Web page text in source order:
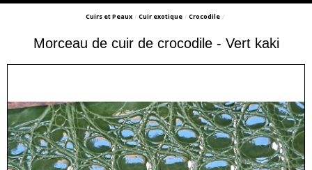
Cuirs et Peaux Cuir exotique Crocodile
Morceau de cuir de crocodile - Vert kaki